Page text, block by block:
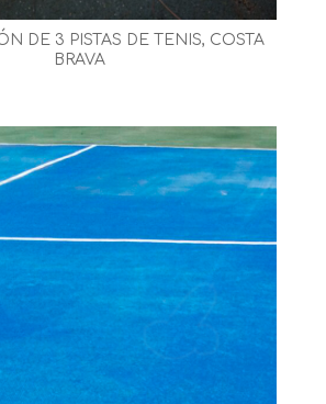
DE 3 PISTAS DE TENIS, COSTA
BRAVA